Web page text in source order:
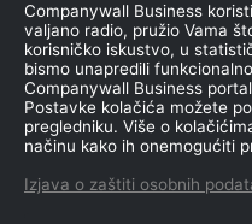
Companywall Business
valjano radio, pružio Vama
korisničko iskustvo, u
bismo unapredili
Companywall Business
Postavke kolačića možete
pregledniku. Više o
načinu kako ih onemogućiti
Izjava o zaštiti osobnih